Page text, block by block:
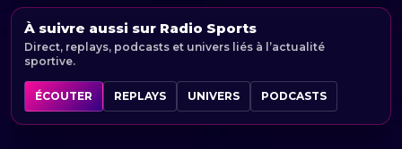
À suivre aussi sur Radio Sports
Direct, replays, podcasts et univers liés à l’actualité
sportive.
ÉCOUTER REPLAYS UNIVERS PODCASTS